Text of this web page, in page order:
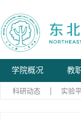
学院概况 教
科研动态 实验